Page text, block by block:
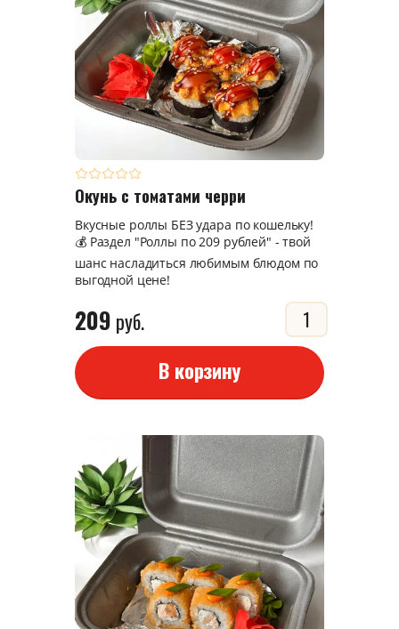
Окунь с томатами черри
Вкусные роллы БЕЗ удара по кошельку!
💰 Раздел "Роллы по 209 рублей" - твой
шанс насладиться любимым блюдом по
выгодной цене!
209 руб.
В корзину